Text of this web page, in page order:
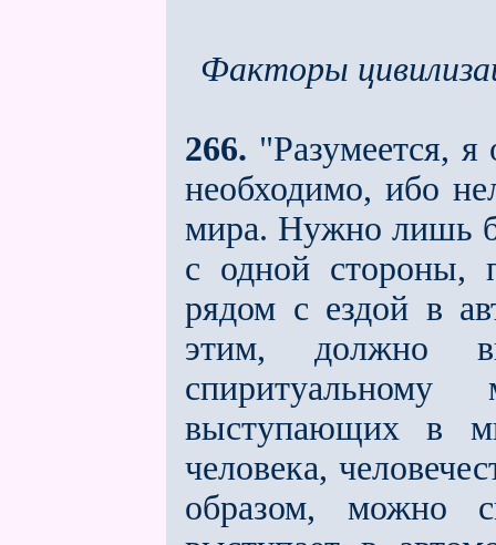
Факторы
266. "Разумеется, я
необходимо, ибо
мира. Нужно лишь
с одной стороны,
рядом с ездой в
этим, должно
выступающих в
человека,
образом, можно